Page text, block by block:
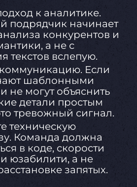
к аналитике.
подрядчик начинает
конкурентов и
а не с
текстов вслепую.
Если
шаблонными
не могут объяснить
детали простым
тревожный сигнал.
техническую
Команда должна
в коде, скорости
юзабилити, а не
запятых.